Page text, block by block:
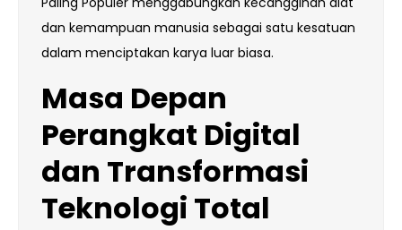
dan kemampuan manusia sebagai satu kesatuan
dalam menciptakan karya luar biasa.
Masa Depan
Perangkat Digital
dan Transformasi
Teknologi Total